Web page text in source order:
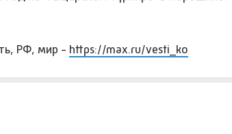
РФ, мир - https://max.ru/vesti_ko